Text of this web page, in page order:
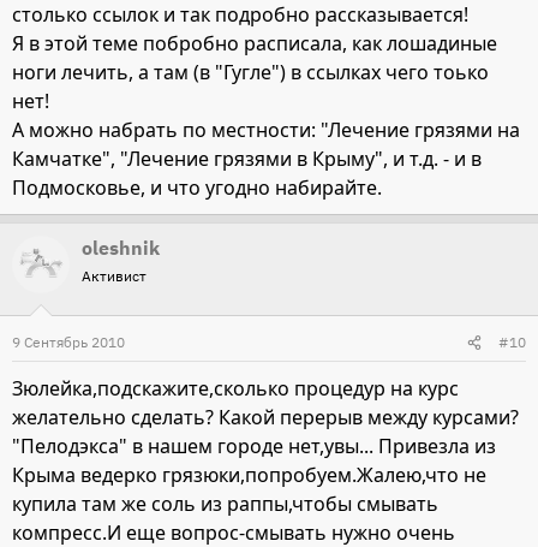
столько ссылок и так подробно рассказывается!
Я в этой теме побробно расписала, как лошадиные
ноги лечить, а там (в "Гугле") в ссылках чего тоько
нет!
А можно набрать по местности: "Лечение грязями на
Камчатке", "Лечение грязями в Крыму", и т.д. - и в
Подмосковье, и что угодно набирайте.
oleshnik
Активист
9 Сентябрь 2010 #10
Зюлейка,подскажите,сколько процедур на курс
желательно сделать? Какой перерыв между курсами?
"Пелодэкса" в нашем городе нет,увы... Привезла из
Крыма ведерко грязюки,попробуем.Жалею,что не
купила там же соль из раппы,чтобы смывать
компресс.И еще вопрос-смывать нужно очень